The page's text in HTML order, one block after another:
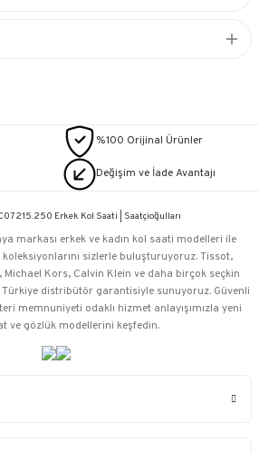
%100 Orijinal Ürünler
Değişim ve İade Avantajı
markası erkek ve kadın kol saati modelleri ile
sizlerle buluşturuyoruz. Tissot,
Kors, Calvin Klein ve daha birçok seçkin
distribütör garantisiyle sunuyoruz. Güvenli
memnuniyeti odaklı hizmet anlayışımızla yeni
ve gözlük modellerini keşfedin.